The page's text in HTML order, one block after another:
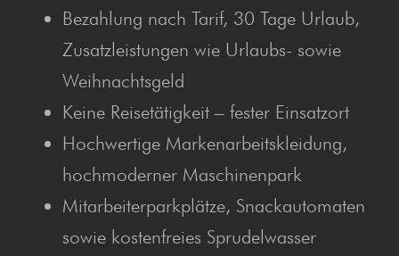
Bezah­lung nach Tarif, 30 Tage Urlaub,
Zusatz­leis­tun­gen wie Urlaubs- sowie
Weihnachtsgeld
Kei­ne Rei­se­tä­tig­keit – fes­ter Einsatzort
Hoch­wer­ti­ge Mar­ken­ar­beits­klei­dung,
hoch­mo­der­ner Maschinenpark
Mit­ar­bei­ter­park­plät­ze, Snack­au­to­ma­ten
sowie kos­ten­frei­es Sprudelwasser